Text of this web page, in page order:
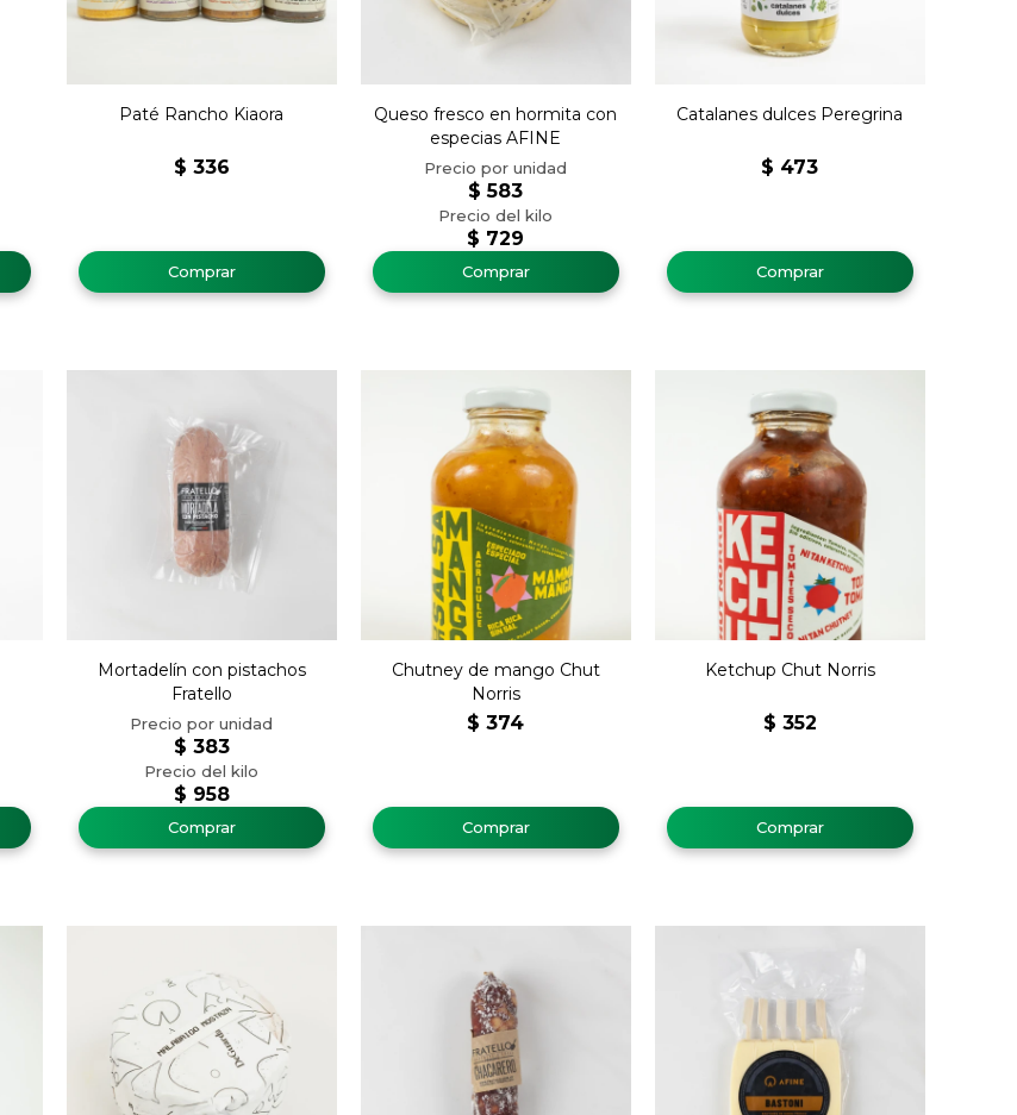
Paté Rancho Kiaora
$ 336
Queso fresco en hormita con
especias AFINE
$ 729
$ 583
Catalanes dulces Peregrina
$ 473
Mortadelín con pistachos
Fratello
$ 958
$ 383
Chutney de mango Chut
Norris
$ 374
Ketchup Chut Norris
$ 352